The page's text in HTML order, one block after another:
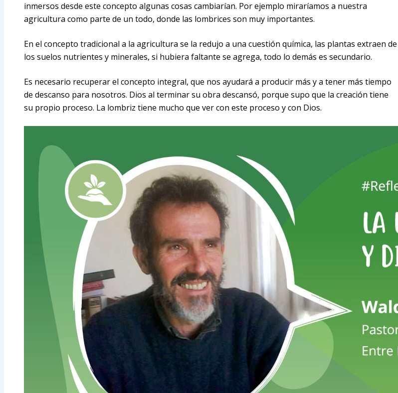
inmersos desde este concepto algunas cosas cambiarían. Por ejemplo miraríamos a nuestra
agricultura como parte de un todo, donde las lombrices son muy importantes.
En el concepto tradicional a la agricultura se la redujo a una cuestión química, las plantas extraen de
los suelos nutrientes y minerales, si hubiera faltante se agrega, todo lo demás es secundario.
Es necesario recuperar el concepto integral, que nos ayudará a producir más y a tener más tiempo
de descanso para nosotros. Dios al terminar su obra descansó, porque supo que la creación tiene
su propio proceso. La lombriz tiene mucho que ver con este proceso y con Dios.